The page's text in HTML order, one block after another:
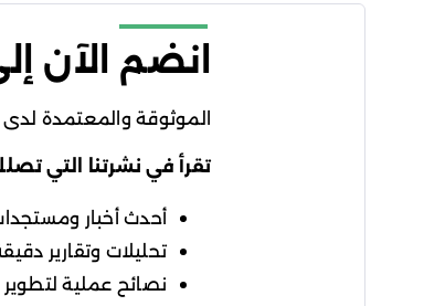
انضم الآن
الموثوقة والمعتمدة لدى
تقرأ في نشرتنا التي
أحدث أخبار
تحليلات وتقارير
نصائح عملية لتطوير